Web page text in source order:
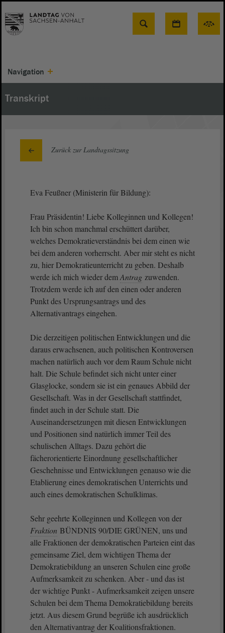
Suche
Navigation
Transkript
Zurück zur Landtagssitzung
Eva Feußner (Ministerin für Bildung):
Frau Präsidentin! Liebe Kolleginnen und Kollegen!
Ich bin schon manchmal erschüttert darüber,
welches Demokratieverständnis bei dem einen wie
bei dem anderen vorherrscht. Aber mir steht es nicht
zu, hier Demokratieunterricht zu geben. Deshalb
werde ich mich wieder demAntrag zuwenden.
Trotzdem werde ich auf den einen oder anderen
Punkt des Ursprungsantrags und des
Alternativantrags eingehen.
Die derzeitigen politischen Entwicklungen und die
daraus erwachsenen, auch politischen Kontroversen
machen natürlich auch vor dem Raum Schule nicht
halt. Die Schule befindet sich nicht unter einer
Glasglocke, sondern sie ist ein genaues Abbild der
Gesellschaft. Was in der Gesellschaft stattfindet,
findet auch in der Schule statt. Die
Auseinandersetzungen mit diesen Entwicklungen
und Positionen sind natürlich immer Teil des
schulischen Alltags. Dazu gehört die
fächerorientierte Einordnung gesellschaftlicher
Geschehnisse und Entwicklungen genauso wie die
Etablierung eines demokratischen Unterrichts und
auch eines demokratischen Schulklimas.
Sehr geehrte Kolleginnen und Kollegen von der
Fraktion BÜNDNIS 90/DIE GRÜNEN, uns und
alle Fraktionen der demokratischen Parteien eint das
gemeinsame Ziel, dem wichtigen Thema der
Demokratiebildung an unseren Schulen eine große
Aufmerksamkeit zu schenken. Aber - und das ist
der wichtige Punkt - Aufmerksamkeit zeigen unsere
Schulen bei dem Thema Demokratiebildung bereits
jetzt. Aus diesem Grund begrüße ich ausdrücklich
den Alternativantrag der Koalitionsfraktionen.